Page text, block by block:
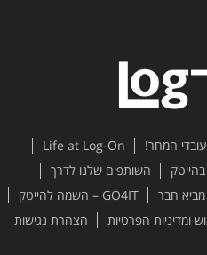
המחר!
Life at Log-On
השותפים שלנו לדרך
חבר
GO4IT – השמה להייטק
ומדיניות הפרטיות הצהרת נגישות